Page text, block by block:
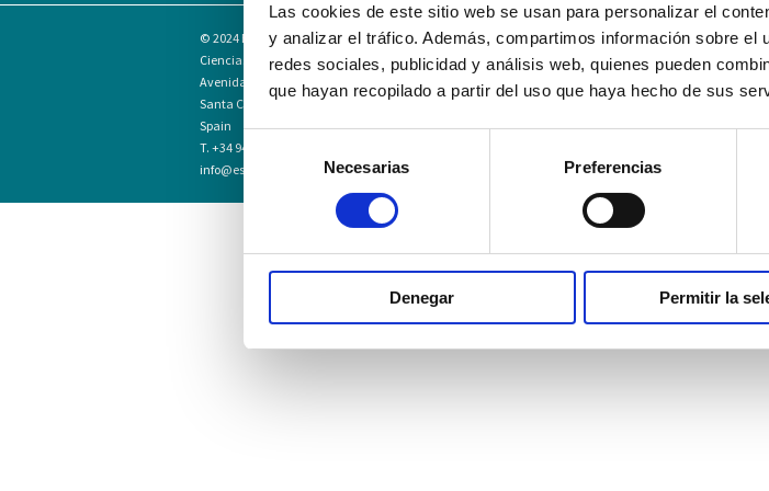
Las cookies de este sitio web se usan para personalizar el
y analizar el tráfico. Además, compartimos información sobre el
redes sociales, publicidad y análisis web, quienes pueden
que hayan recopilado a partir del uso que haya hecho de sus
de
consentimiento
Necesarias Preferencias
Denegar Permitir la
© 2024 Escuela Técnico Profesional en
Ciencias de la Salud Hospital Mompía
Avenida de los Condes, s/n · 39100
Santa Cruz de Bezana - Cantabria ·
Spain
T. +34 942 016 116 · F. +34 942 584 120
info@escuelahospitalmompia.com